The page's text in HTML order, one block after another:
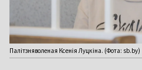
Палітзняволеная Ксенія Луцкіна. (Фота: sb.by)